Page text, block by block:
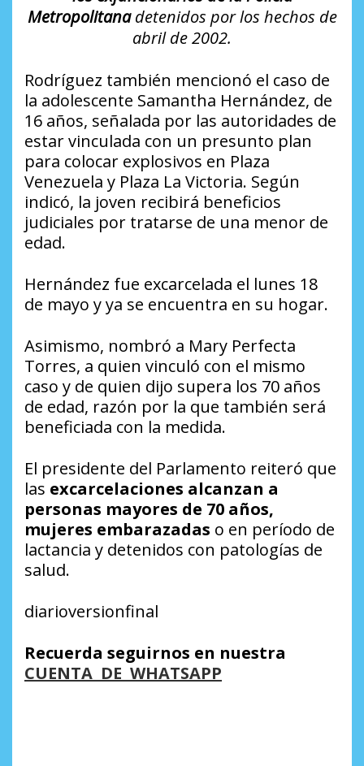
Metropolitanadetenidos por los hechos de
abril de 2002.
Rodríguez también mencionó el caso de
la adolescente Samantha Hernández, de
16 años, señalada por las autoridades de
estar vinculada con un presunto plan
para colocar explosivos en Plaza
Venezuela y Plaza La Victoria. Según
indicó, la joven recibirá beneficios
judiciales por tratarse de una menor de
edad.
Hernández fue excarcelada el lunes 18
de mayo y ya se encuentra en su hogar.
Asimismo, nombró a Mary Perfecta
Torres, a quien vinculó con el mismo
caso y de quien dijo supera los 70 años
de edad, razón por la que también será
beneficiada con la medida.
El presidente del Parlamento reiteró que
las excarcelaciones alcanzan a
personas mayores de 70 años,
mujeres embarazadas o en período de
lactancia y detenidos con patologías de
salud.
diarioversionfinal
Recuerda seguirnos en nuestra
CUENTA DE WHATSAPP